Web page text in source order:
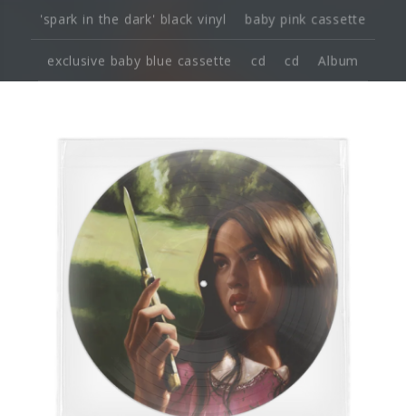
'spark in the dark' black vinyl baby pink cassette
exclusive baby blue cassette cd cd Album